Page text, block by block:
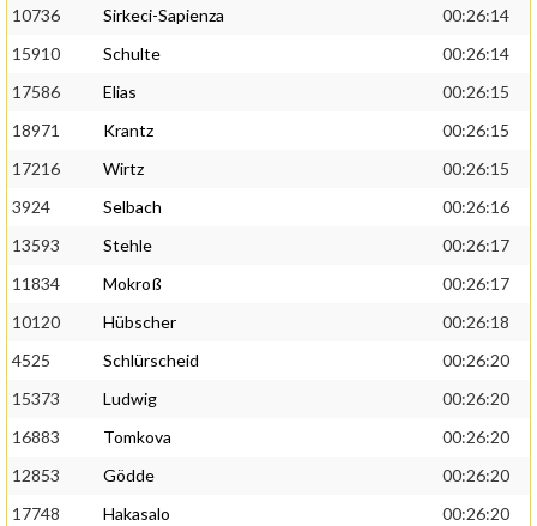
10736
Sirkeci-Sapienza
00:26:14
15910
Schulte
00:26:14
17586
Elias
00:26:15
18971
Krantz
00:26:15
17216
Wirtz
00:26:15
3924
Selbach
00:26:16
13593
Stehle
00:26:17
11834
Mokroß
00:26:17
10120
Hübscher
00:26:18
4525
Schlürscheid
00:26:20
15373
Ludwig
00:26:20
16883
Tomkova
00:26:20
12853
Gödde
00:26:20
17748
Hakasalo
00:26:20